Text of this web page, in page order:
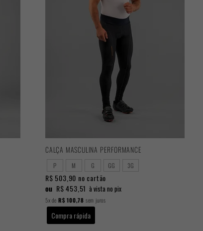
CALÇA MASCULINA PERFORMANCE
P M G GG 3G
R$ 503,90 no cartão
ou R$ 453,51 à vista no pix
5xde R$ 100,78 sem juros
Compra rápida